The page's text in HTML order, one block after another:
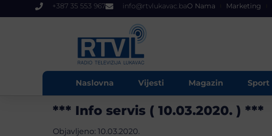
+387 35 553 967 info@rtvlukavac.baO Nama Marketing
Naslovna Vijesti Magazin Sport
*** Info servis ( 10.03.2020. ) ***
Objavljeno: 10.03.2020.